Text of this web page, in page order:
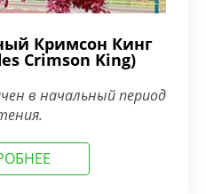
Кримсон Кинг
Crimson King)
в начальный период